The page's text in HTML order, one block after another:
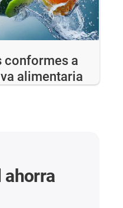
conformes a
alimentaria
ahorra